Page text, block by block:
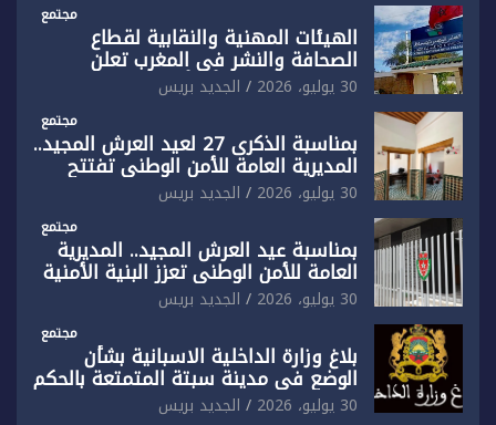
مجتمع
الهيئات المهنية والنقابية لقطاع
الصحافة والنشر في المغرب تعلن
رفضها القاطع لـ”أي أجندة انتخابية
مُعدة على مقاس سياسي ومصلحي
ضيق”
30 يوليو، 2026 الجديد بريس
مجتمع
بمناسبة الذكرى 27 لعيد العرش المجيد..
المديرية العامة للأمن الوطني تفتتح
المقر الجديد لفرقة الشرطة السياحية
بفاس
30 يوليو، 2026 الجديد بريس
مجتمع
بمناسبة عيد العرش المجيد.. المديرية
العامة للأمن الوطني تعزز البنية الأمنية
بالناظور بإحداث فرقتين جديدتين
30 يوليو، 2026 الجديد بريس
مجتمع
بلاغ وزارة الداخلية الاسبانية بشأن
الوضع في مدينة سبتة المتمتعة بالحكم
الذاتي
30 يوليو، 2026 الجديد بريس